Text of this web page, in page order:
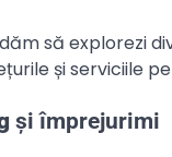
să explorezi
și serviciile
și împrejurimi